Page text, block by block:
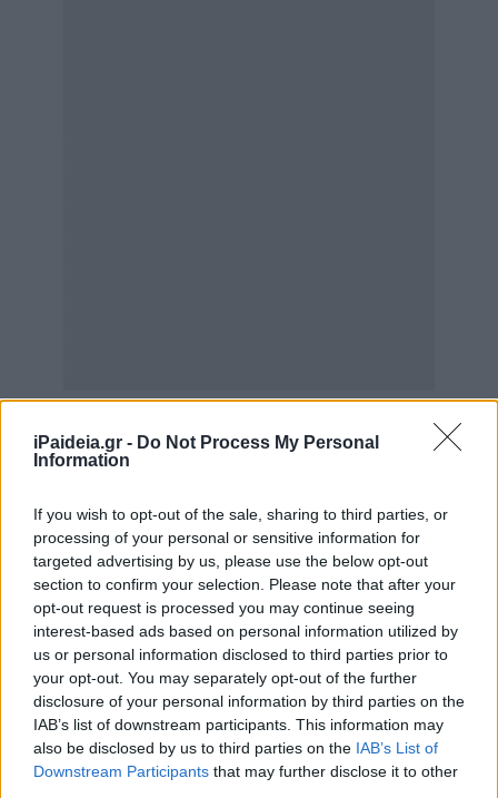
iPaideia.gr - Do Not Process My Personal
Information
If you wish to opt-out of the sale, sharing to third parties, or
processing of your personal or sensitive information for
targeted advertising by us, please use the below opt-out
section to confirm your selection. Please note that after your
opt-out request is processed you may continue seeing
interest-based ads based on personal information utilized by
us or personal information disclosed to third parties prior to
your opt-out. You may separately opt-out of the further
disclosure of your personal information by third parties on the
IAB’s list of downstream participants. This information may
also be disclosed by us to third parties on the IAB’s List of
Downstream Participants that may further disclose it to other
Συγκεκριμένα, δικαιούχοι είναι όσοι ήταν ασφαλιστικά
ενήμεροι έως τις 31 Δεκεμβρίου 2025 ως ασφαλισμένοι
του e-ΕΦΚΑ (πρώην ΟΓΑ), οι συνταξιούχοι του e-ΕΦΚΑ
(ΟΓΑ), οι συνταξιούχοι του Λογαριασμού Ανασφάλιστων
Υπερηλίκων, καθώς και υπάλληλοι ή συνταξιούχοι
πρώην υπάλληλοι του ΟΠΕΚΑ και του e-ΕΦΚΑ που
καταβάλλουν τις προβλεπόμενες εισφορές.
Για τους εργάτες γης απαιτείται επιπλέον να έχουν
πραγματοποιήσει τουλάχιστον 150 ημέρες εργασίας